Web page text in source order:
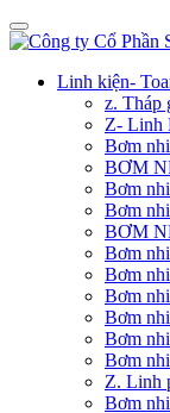
Linh kiện-
z. Tháp
Z- Linh
Bơm
BƠM
Bơm
Bơm
BƠM
Bơm
Bơm
Bơm
Bơm
Bơm
Bơm
Z. Linh
Bơm